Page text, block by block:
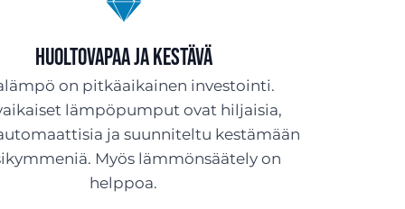
Huoltovapaa ja kestävä
on pitkäaikainen investointi.
lämpöpumput ovat hiljaisia,
ja suunniteltu kestämään
Myös lämmönsäätely on
helppoa.